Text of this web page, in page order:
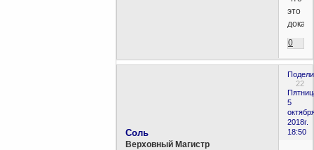
это
0
22
5
2018г.
18:50
Соль
Верховный Магистр